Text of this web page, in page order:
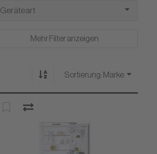
Geräteart
Mehr Filter anzeigen
Sortierung: Marke